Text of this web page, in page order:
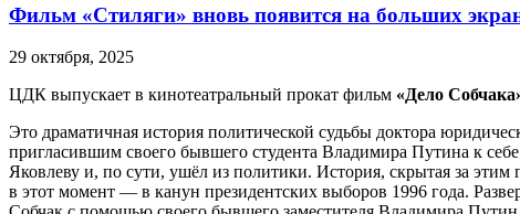
Фильм «Стиляги» вновь появится на больших
29 октября, 2025
ЦДК выпускает в кинотеатральный прокат фильм «Дело
Это драматичная история политической судьбы доктора
пригласившим своего бывшего студента Владимира Путина к
Яковлеву и, по сути, ушёл из политики. История, скрытая за
в этот момент — в канун президентских выборов 1996 года.